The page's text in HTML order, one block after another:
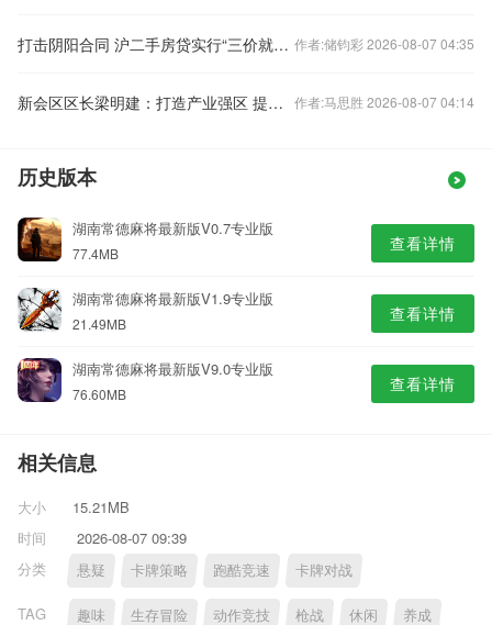
打击阴阳合同 沪二手房贷实行“三价就低” 作者:储钧彩 2026-08-07 04:35
新会区区长梁明建：打造产业强区 提升城市品质 作者:马思胜 2026-08-07 04:14
历史版本
湖南常德麻将最新版V0.7专业版
77.4MB 查看详情
湖南常德麻将最新版V1.9专业版
21.49MB 查看详情
湖南常德麻将最新版V9.0专业版
76.60MB 查看详情
相关信息
大小
15.21MB
时间
2026-08-07 09:39
分类
悬疑 卡牌策略 跑酷竞速 卡牌对战
TAG 趣味 生存冒险 动作竞技 枪战 休闲 养成